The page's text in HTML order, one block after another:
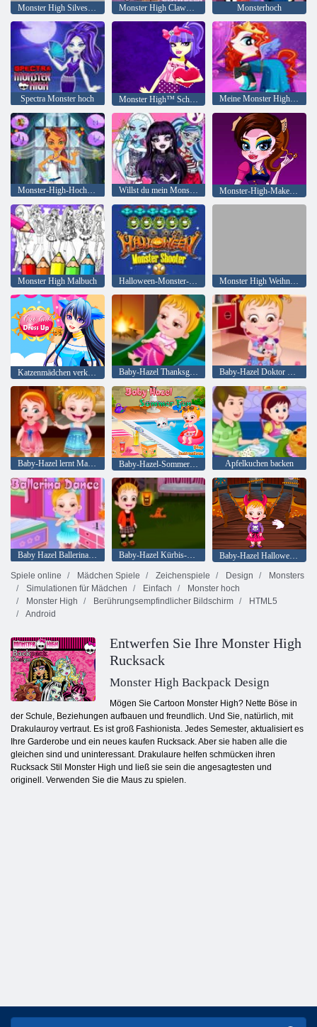
Monster High Silvester Glam Bash Monster High Clawdeen Monsterhoch
Spectra Monster hoch Monster High™ Schönheitssalon Meine Monster High Pony Girls
Willst du mein Monster sein? Monster-High-Make-up
Monster High Malbuch Halloween-Monster-Shooter Monster High Weihnachten
Katzenmädchen verkleiden sich Baby-Hazel Thanksgiving Day Baby-Hazel Doktor Wiedergabe
Baby-Hazel-Sommer-Spaß Apfelkuchen backen
Baby-Hazel Kürbis-Party
Baby-Hazel Halloween Castle
Spiele online
Mädchen Spiele Zeichenspiele Design
Monsters
Simulationen für Mädchen
Einfach
Monster hoch
Monster High
Berührungsempfindlicher Bildschirm
HTML5
Android
Entwerfen Sie Ihre Monster High
Rucksack
Monster High Backpack Design
Mögen Sie Cartoon Monster High? Nette Böse in
der Schule, Beziehungen aufbauen und freundlich. Und Sie, natürlich, mit
Drakulauroy vertraut. Es ist groß Fashionista. Jedes Semester, aktualisiert es
Ihre Garderobe und ein neues kaufen Rucksack. Aber sie haben alle die
gleichen sind und uninteressant. Drakulaure helfen schmücken ihren
Rucksack Stil Monster High und ließ sie sein die angesagtesten und
originell. Verwenden Sie die Maus zu spielen.